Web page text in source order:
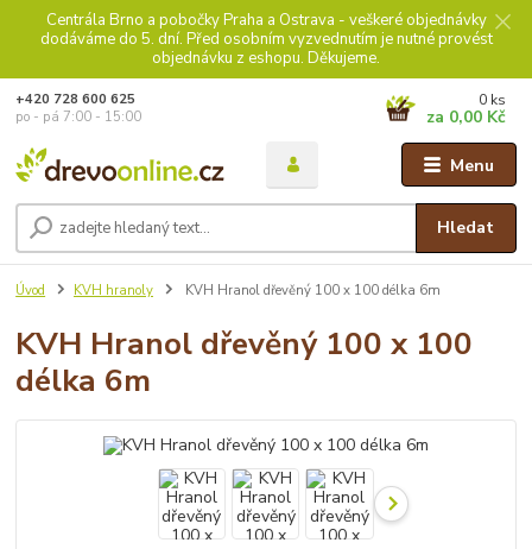
Centrála Brno a pobočky Praha a Ostrava - veškeré objednávky
dodáváme do 5. dní. Před osobním vyzvednutím je nutné provést
objednávku z eshopu. Děkujeme.
Menu
Hledat
+420 728 600 625
po - pá 7:00 - 15:00
0 ks
za 0,00 Kč
Úvod KVH hranoly KVH Hranol dřevěný 100 x 100 délka 6m
KVH Hranol dřevěný 100 x 100
délka 6m